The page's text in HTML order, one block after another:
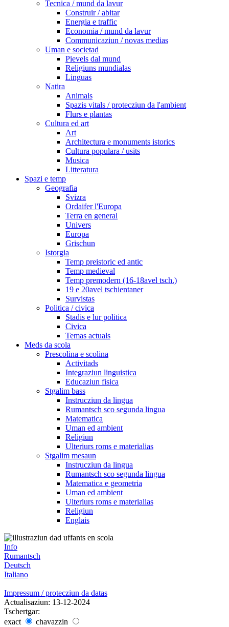
Tecnica / mund da lavur
Construir / abitar
Energia e traffic
Economia / mund da lavur
Communicaziun / novas medias
Uman e societad
Pievels dal mund
Religiuns mundialas
Linguas
Natira
Animals
Spazis vitals / protecziun da l'ambient
Flurs e plantas
Cultura ed art
Art
Architectura e monuments istorics
Cultura populara / usits
Musica
Litteratura
Spazi e temp
Geografia
Svizra
Ordaifer l'Europa
Terra en general
Univers
Europa
Grischun
Istorgia
Temp preistoric ed antic
Temp medieval
Temp premodern (16-18avel tsch.)
19 e 20avel tschientaner
Survistas
Politica / civica
Stadis e lur politica
Civica
Temas actuals
Meds da scola
Prescolina e scolina
Activitads
Integraziun linguistica
Educaziun fisica
Stgalim bass
Instrucziun da lingua
Rumantsch sco segunda lingua
Matematica
Uman ed ambient
Religiun
Ulteriurs roms e materialias
Stgalim mesaun
Instrucziun da lingua
Rumantsch sco segunda lingua
Matematica e geometria
Uman ed ambient
Ulteriurs roms e materialias
Religiun
Englais
Info
Rumantsch
Deutsch
Italiano
Impressum / protecziun da datas
Actualisaziun: 13-12-2024
Tschertgar:
exact
chavazzin